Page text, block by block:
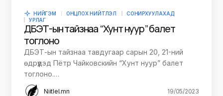
НИЙГЭМ ОНЦЛОХ НИЙТЛЭЛ
СОНИРХУУЛАХАД
УРЛАГ
ДБЭТ-ын тайзнаа “Хунт нуур” балет
тоглоно
ДБЭТ-ын тайзнаа тавдугаар сарын 20, 21-ний
өдрүүдэд Пётр Чайковскийн “Хунт нуур” балет
тоглоно.…
Niitlel.mn 19/05/2023